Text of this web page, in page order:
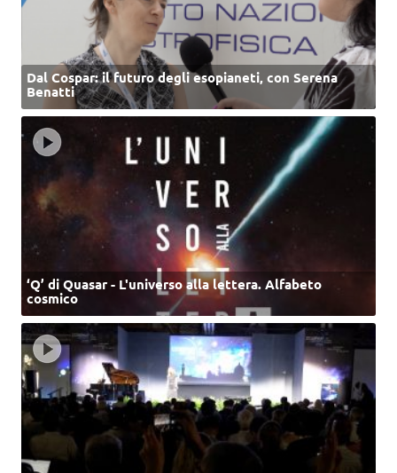
Dal Cospar: il futuro degli esopianeti, con Serena
Benatti
‘Q’ di Quasar - L'universo alla lettera. Alfabeto
cosmico